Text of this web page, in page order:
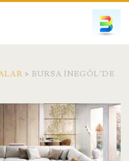
> BURSA İNEGÖL’DE